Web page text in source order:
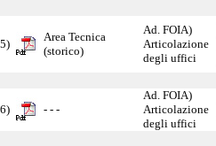
5)
Area Tecnica
(storico)
Ad. FOIA)
Articolazione
degli uffici
6) - - -
Ad. FOIA)
Articolazione
degli uffici